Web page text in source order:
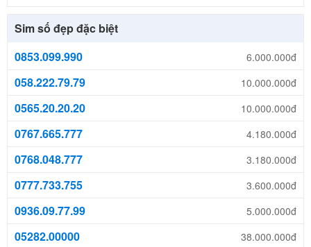
Sim số đẹp đặc biệt
0853.099.990
6.000.000đ
058.222.79.79 10.000.000đ
0565.20.20.20 10.000.000đ
0767.665.777 4.180.000đ
0768.048.777 3.180.000đ
0777.733.755 3.600.000đ
0936.09.77.99 5.000.000đ
05282.00000 38.000.000đ